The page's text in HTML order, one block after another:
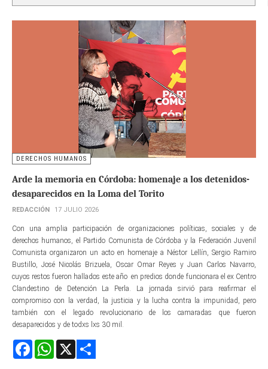
DERECHOS HUMANOS
Arde la memoria en Córdoba: homenaje a los detenidos-
desaparecidos en la Loma del Torito
REDACCIÓN 17 JULIO 2026
Con una amplia participación de organizaciones políticas, sociales y de
derechos humanos, el Partido Comunista de Córdoba y la Federación Juvenil
Comunista organizaron un acto en homenaje a Néstor Lellín, Sergio Ramiro
Bustillo, José Nicolás Brizuela, Oscar Omar Reyes y Juan Carlos Navarro,
cuyos restos fueron hallados este año en predios donde funcionara el ex Centro
Clandestino de Detención La Perla. La jornada sirvió para reafirmar el
compromiso con la verdad, la justicia y la lucha contra la impunidad, pero
también con el legado revolucionario de los camaradas que fueron
desaparecidos y de todxs lxs 30 mil.
FacebookWhatsApp